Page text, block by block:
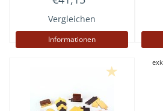
Vergleichen
Informationen